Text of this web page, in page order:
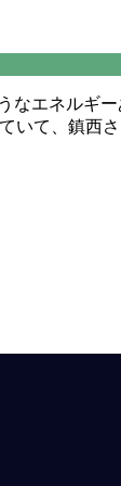
なエネルギ
いて、鎮西